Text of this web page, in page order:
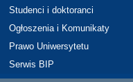
Studenci i doktoranci
Ogłoszenia i Komunikaty
Prawo Uniwersytetu
Serwis BIP